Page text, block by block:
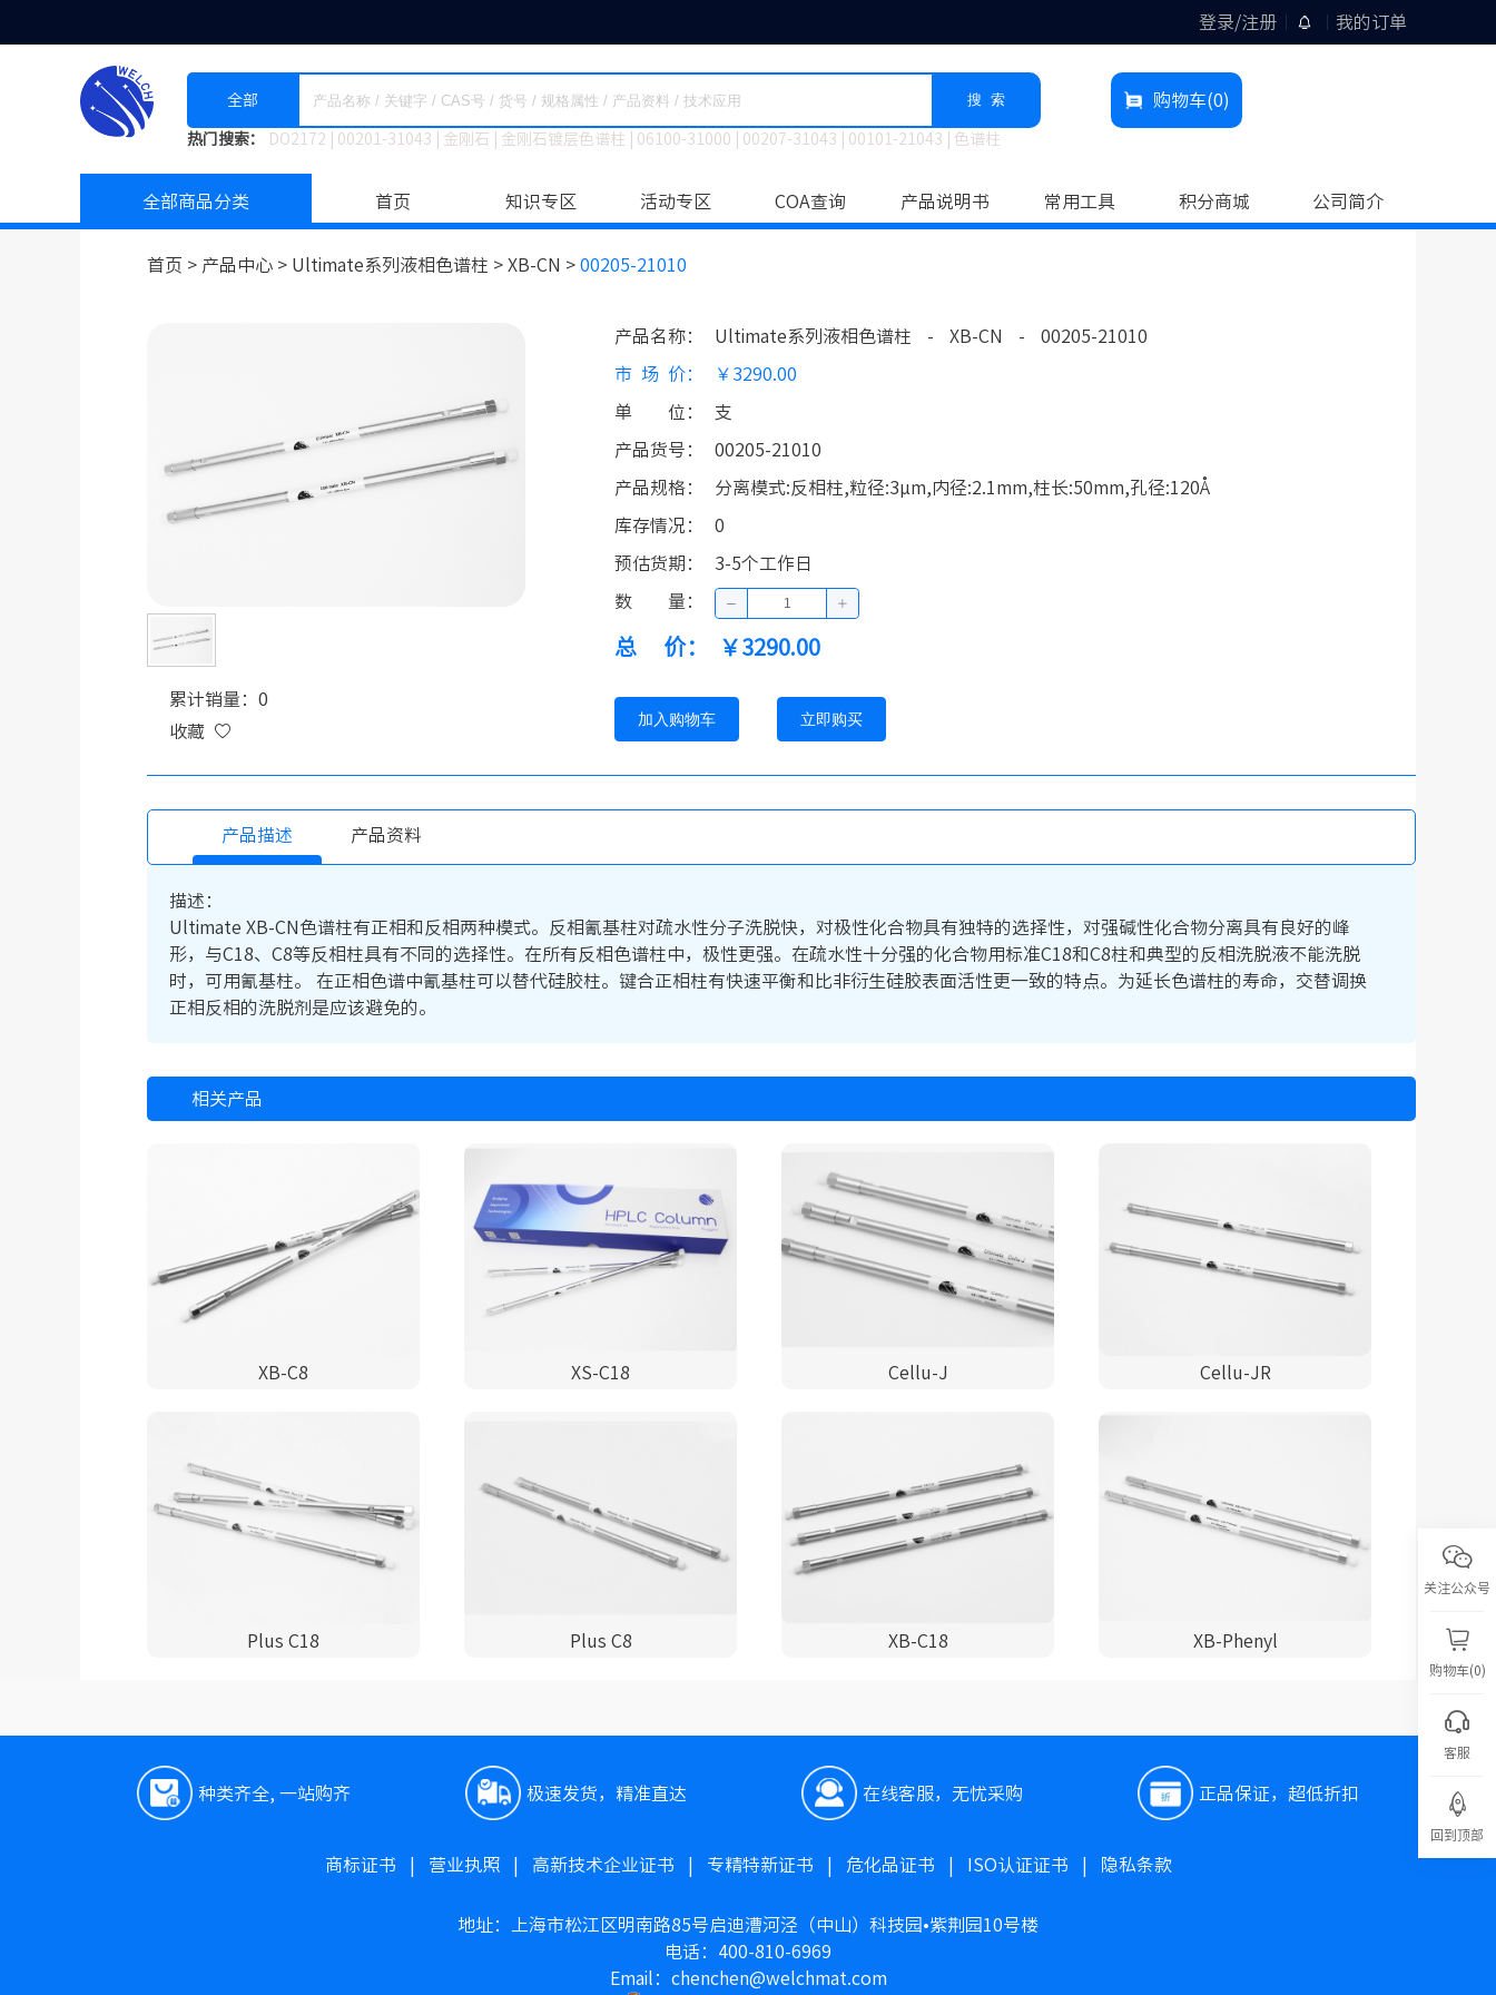
登录/注册 我的订单
全部 搜 索
热门搜索： DO2172 00201-31043 金刚石 金刚石镀层色谱柱 06100-31000 00207-31043 00101-21043 色谱柱
购物车(0)
全部商品分类 首页 知识专区 活动专区 COA查询 产品说明书 常用工具 积分商城 公司简介
首页 > 产品中心 > Ultimate系列液相色谱柱 > XB-CN > 00205-21010
累计销量：0
收藏
产品名称： Ultimate系列液相色谱柱 - XB-CN - 00205-21010
市场价： ￥3290.00
单位 ： 支
产品货号 ： 00205-21010
产品规格： 分离模式:反相柱,粒径:3μm,内径:2.1mm,柱长:50mm,孔径:120Å
库存情况 ： 0
预估货期 ： 3-5个工作日
数量 ：
总价： ￥3290.00
加入购物车 立即购买
产品描述 产品资料
描述：
Ultimate XB-CN色谱柱有正相和反相两种模式。反相氰基柱对疏水性分子洗脱快，对极性化合物具有独特的选择性，对强碱性化合物分离具有良好的峰
形，与C18、C8等反相柱具有不同的选择性。在所有反相色谱柱中，极性更强。在疏水性十分强的化合物用标准C18和C8柱和典型的反相洗脱液不能洗脱
时，可用氰基柱。 在正相色谱中氰基柱可以替代硅胶柱。键合正相柱有快速平衡和比非衍生硅胶表面活性更一致的特点。为延长色谱柱的寿命，交替调换
正相反相的洗脱剂是应该避免的。
相关产品
XB-C8 XS-C18 Cellu-J Cellu-JR
Plus C18 Plus C8 XB-C18 XB-Phenyl
种类齐全, 一站购齐 极速发货，精准直达 在线客服，无忧采购 正品保证，超低折扣
商标证书 营业执照| 高新技术企业证书 专精特新证书 危化品证书 ISO认证证书 隐私条款
地址：上海市松江区明南路85号启迪漕河泾（中山）科技园•紫荆园10号楼
电话：400-810-6969
Email：chenchen@welchmat.com
关注公众号
购物车(0)
客服
回到顶部